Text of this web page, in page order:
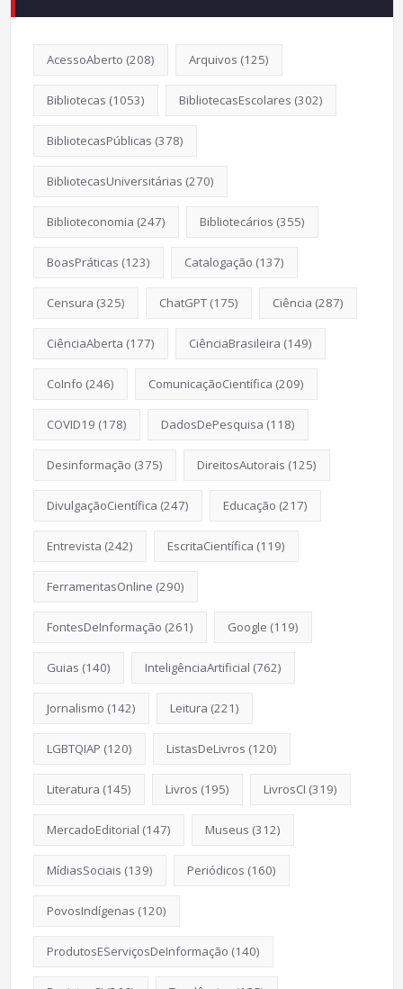
AcessoAberto (208) Arquivos (125)
Bibliotecas (1053) BibliotecasEscolares (302)
BibliotecasPúblicas (378)
BibliotecasUniversitárias (270)
Biblioteconomia (247) Bibliotecários (355)
BoasPráticas (123) Catalogação (137)
Censura (325) ChatGPT(175) Ciência (287)
CiênciaAberta (177) CiênciaBrasileira (149)
CoInfo (246) ComunicaçãoCientífica (209)
COVID19 (178) DadosDePesquisa (118)
Desinformação (375) DireitosAutorais (125)
DivulgaçãoCientífica (247) Educação (217)
Entrevista (242) EscritaCientífica (119)
FerramentasOnline (290)
FontesDeInformação (261) Google (119)
Guias (140) InteligênciaArtificial (762)
Jornalismo (142) Leitura (221)
LGBTQIAP (120) ListasDeLivros (120)
Literatura (145) Livros (195) LivrosCI (319)
MercadoEditorial (147) Museus (312)
MídiasSociais (139) Periódicos (160)
PovosIndígenas (120)
ProdutosEServiçosDeInformação (140)